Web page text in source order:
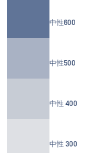
中性600
中性500
中性 400
中性 300